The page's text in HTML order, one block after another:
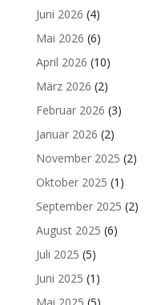
Juni 2026 (4)
Mai 2026 (6)
April 2026 (10)
März 2026 (2)
Februar 2026 (3)
Januar 2026 (2)
November 2025 (2)
Oktober 2025 (1)
September 2025 (2)
August 2025 (6)
Juli 2025 (5)
Juni 2025 (1)